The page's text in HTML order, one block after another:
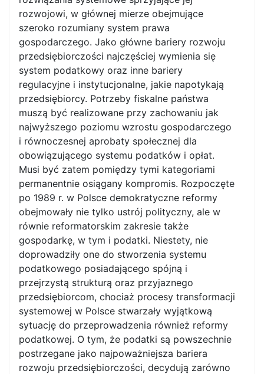
rozwojowi, w głównej mierze obejmujące
szeroko rozumiany system prawa
gospodarczego. Jako główne bariery rozwoju
przedsiębiorczości najczęściej wymienia się
system podatkowy oraz inne bariery
regulacyjne i instytucjonalne, jakie napotykają
przedsiębiorcy. Potrzeby fiskalne państwa
muszą być realizowane przy zachowaniu jak
najwyższego poziomu wzrostu gospodarczego
i równoczesnej aprobaty społecznej dla
obowiązującego systemu podatków i opłat.
Musi być zatem pomiędzy tymi kategoriami
permanentnie osiągany kompromis. Rozpoczęte
po 1989 r. w Polsce demokratyczne reformy
obejmowały nie tylko ustrój polityczny, ale w
równie reformatorskim zakresie także
gospodarkę, w tym i podatki. Niestety, nie
doprowadziły one do stworzenia systemu
podatkowego posiadającego spójną i
przejrzystą strukturą oraz przyjaznego
przedsiębiorcom, chociaż procesy transformacji
systemowej w Polsce stwarzały wyjątkową
sytuację do przeprowadzenia również reformy
podatkowej. O tym, że podatki są powszechnie
postrzegane jako najpoważniejsza bariera
rozwoju przedsiębiorczości, decydują zarówno